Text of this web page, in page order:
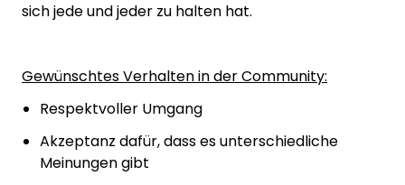
sich jede und jeder zu halten hat.
Gewünschtes Verhalten in der Community:
Respektvoller Umgang
Akzeptanz dafür, dass es unterschiedliche
Meinungen gibt